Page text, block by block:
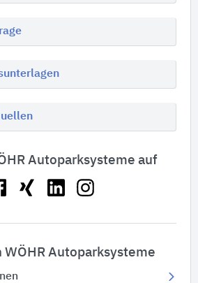
Autoparksysteme auf
Autoparksysteme